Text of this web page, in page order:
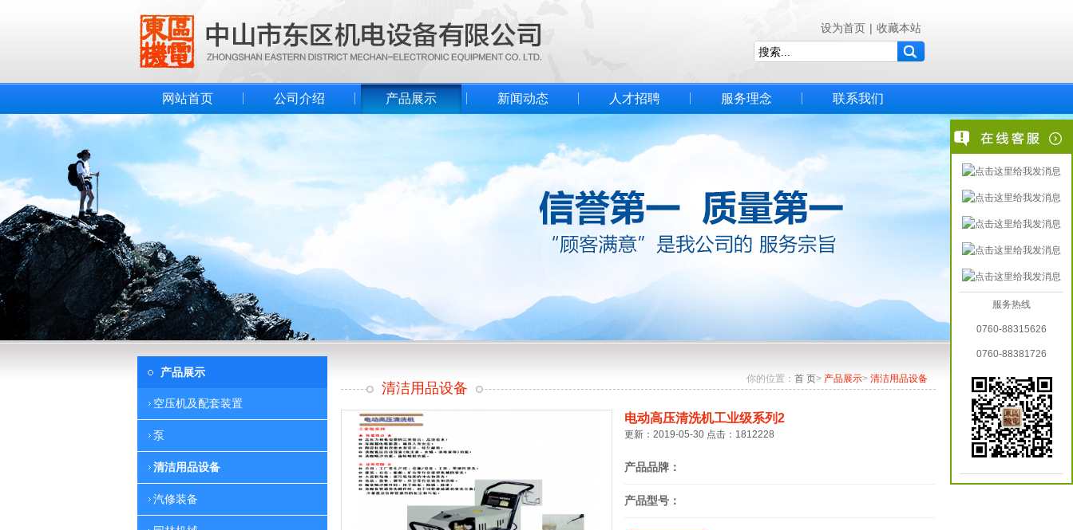
设为首页 | 收藏本站
网站首页 公司介绍 产品展示 新闻动态 人才招聘 服务理念 联系我们
产品展示
空压机及配套装置
泵
清洁用品设备
汽修装备
你的位置： 首 页> 产品展示> 清洁用品设备
清洁用品设备
电动高压清洗机工业级系列2
更新：2019-05-30 点击：1812228
产品品牌：
产品型号：
服务热线
0760-88315626
0760-88381726